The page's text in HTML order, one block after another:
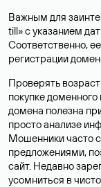
Важным для
till» с указанием
Соответственно,
регистрации
Проверять
покупке
домена полезна
просто анализе
Мошенники часто
предложениями,
сайт. Недавно
усомниться в